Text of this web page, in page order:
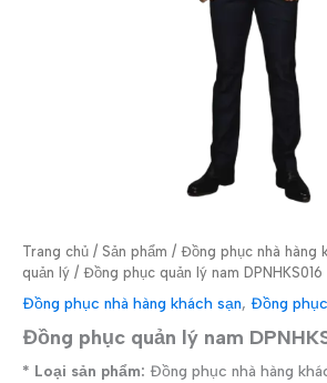
Trang chủ / Sản phẩm / Đồng phục nhà hàng
quản lý / Đồng phục quản lý nam DPNHKS016
Đồng phục nhà hàng khách sạn, Đồng
Đồng phục quản lý nam
* Loại sản phẩm: Đồng phục nhà hàng